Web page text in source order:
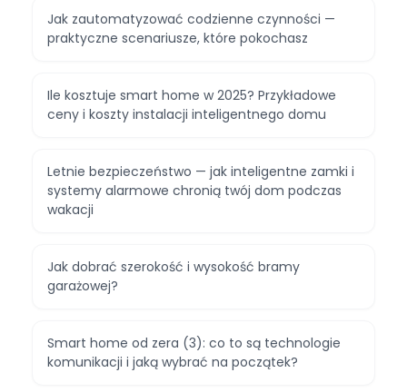
Jak zautomatyzować codzienne czynności —
praktyczne scenariusze, które pokochasz
Ile kosztuje smart home w 2025? Przykładowe
ceny i koszty instalacji inteligentnego domu
Letnie bezpieczeństwo — jak inteligentne zamki i
systemy alarmowe chronią twój dom podczas
wakacji
Jak dobrać szerokość i wysokość bramy
garażowej?
Smart home od zera (3): co to są technologie
komunikacji i jaką wybrać na początek?